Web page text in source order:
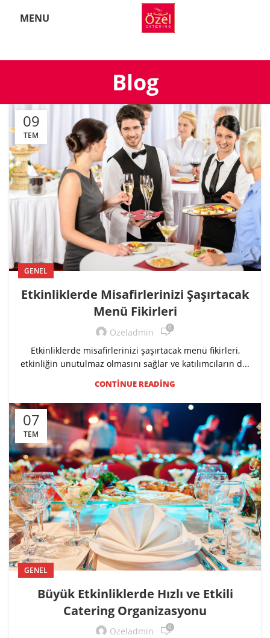
MENU
Blog
09
TEM
GENEL
Etkinliklerde Misafirlerinizi Şaşırtacak
Menü Fikirleri
Ozeladmin 0
Etkinliklerde misafirlerinizi şaşırtacak menü fikirleri,
etkinliğin unutulmaz olmasını sağlar ve katılımcıların d...
CONTINUE READING
07
TEM
GENEL
Büyük Etkinliklerde Hızlı ve Etkili
Catering Organizasyonu
Ozeladmin 0